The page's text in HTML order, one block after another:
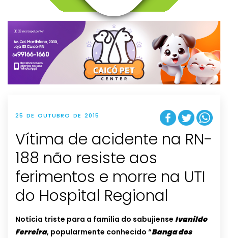
v
g
t
i
o
n
25 DE OUTUBRO DE 2015
Vítima de acidente na RN-
188 não resiste aos
ferimentos e morre na UTI
do Hospital Regional
Notícia triste para a família do sabujiense Ivanildo
Ferreira, popularmente conhecido “Banga dos